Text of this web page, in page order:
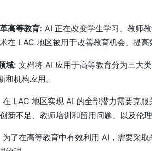
高等教育: AI 正在改变学生学习、教师
在 LAC 地区被用于改善教育机会、提
域: 文档将 AI 应用于高等教育分为三大
和机构应用。
在 LAC 地区实现 AI 的全部潜力需要克服
新不足、教师培训和留用问题、以及伦
为了在高等教育中有效利用 AI，需要采